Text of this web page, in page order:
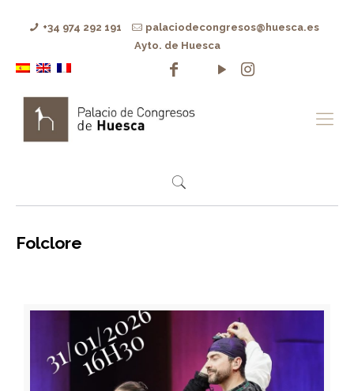
+34 974 292 191
palaciodecongresos@huesca.es
Ayto. de Huesca
Folclore